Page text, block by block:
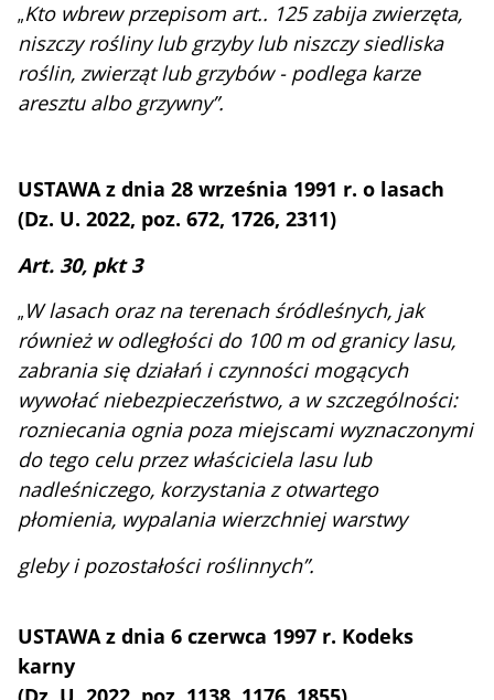
„Kto wbrew przepisom art.. 125 zabija zwierzęta,
niszczy rośliny lub grzyby lub niszczy siedliska
roślin, zwierząt lub grzybów - podlega karze
aresztu albo grzywny”.
USTAWA z dnia 28 września 1991 r. o lasach
(Dz. U. 2022, poz. 672, 1726, 2311)
Art. 30, pkt 3
„ W lasach oraz na terenach śródleśnych, jak
również w odległości do 100 m od granicy lasu,
zabrania się działań i czynności mogących
wywołać niebezpieczeństwo, a w szczególności:
rozniecania ognia poza miejscami wyznaczonymi
do tego celu przez właściciela lasu lub
nadleśniczego, korzystania z otwartego
płomienia, wypalania wierzchniej warstwy
gleby i pozostałości roślinnych”.
USTAWA z dnia 6 czerwca 1997 r. Kodeks
karny